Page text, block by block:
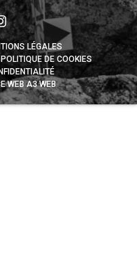
LÉGALES
POLITIQUE DE COOKIES
WEB A3 WEB